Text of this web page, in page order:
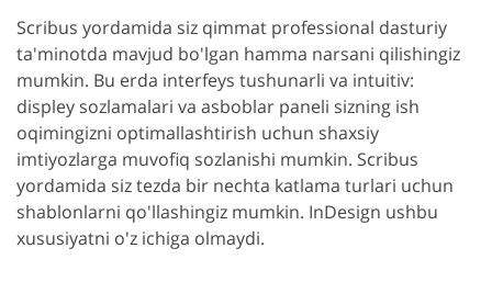
Scribus yordamida siz qimmat professional dasturiy
ta'minotda mavjud bo'lgan hamma narsani qilishingiz
mumkin. Bu erda interfeys tushunarli va intuitiv:
displey sozlamalari va asboblar paneli sizning ish
oqimingizni optimallashtirish uchun shaxsiy
imtiyozlarga muvofiq sozlanishi mumkin. Scribus
yordamida siz tezda bir nechta katlama turlari uchun
shablonlarni qo'llashingiz mumkin. InDesign ushbu
xususiyatni o'z ichiga olmaydi.